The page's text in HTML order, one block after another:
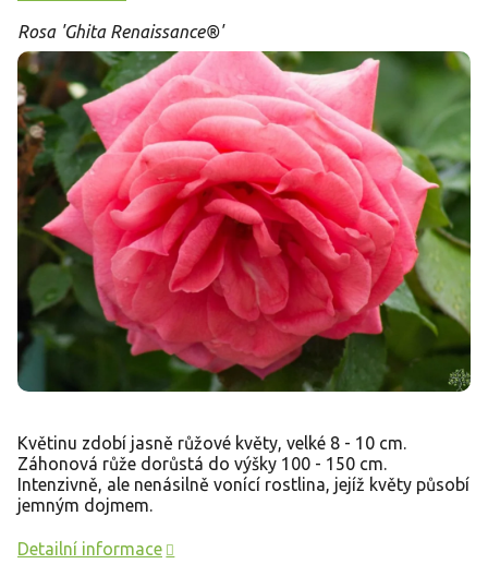
Rosa 'Ghita Renaissance®'
Květinu zdobí jasně růžové květy, velké 8 - 10 cm.
Záhonová růže dorůstá do výšky 100 - 150 cm.
Intenzivně, ale nenásilně vonící rostlina, jejíž květy působí
jemným dojmem.
Detailní informace